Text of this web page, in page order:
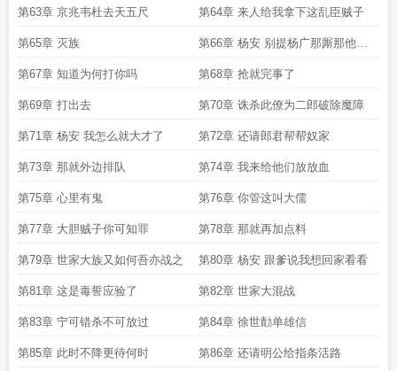
第63章 京兆韦杜去天五尺 第64章 来人给我拿下这乱臣贼子
第65章 灭族 第66章 杨安 别提杨广那厮那他娘
就是个憨儿
第67章 知道为何打你吗 第68章 抢就完事了
第69章 打出去 第70章 诛杀此僚为二郎破除魔障
第71章 杨安 我怎么就大才了 第72章 还请郎君帮帮奴家
第73章 那就外边排队 第74章 我来给他们放放血
第75章 心里有鬼 第76章 你管这叫大儒
第77章 大胆贼子你可知罪 第78章 那就再加点料
第79章 世家大族又如何吾亦战之 第80章 杨安 跟爹说我想回家看看
第81章 这是毒誓应验了 第82章 世家大混战
第83章 宁可错杀不可放过 第84章 徐世勣单雄信
第85章 此时不降更待何时 第86章 还请明公给指条活路